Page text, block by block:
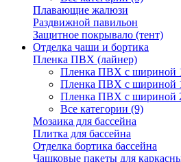
Плавающие жалюзи
Раздвижной павильон
Защитное покрывало (тент)
Отделка чаши и бортика
Пленка ПВХ (лайнер)
Пленка ПВХ с шириной
Пленка ПВХ с шириной
Пленка ПВХ с шириной
Все категории (9)
Мозаика для бассейна
Плитка для бассейна
Отделка бортика бассейна
Чашковые пакеты для